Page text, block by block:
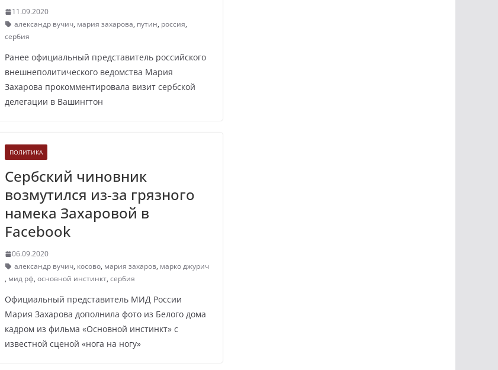
11.09.2020
александр вучич, мария захарова, путин, россия,
сербия
Ранее официальный представитель российского
внешнеполитического ведомства Мария
Захарова прокомментировала визит сербской
делегации в Вашингтон
ПОЛИТИКА
Сербский чиновник
возмутился из-за грязного
намека Захаровой в
Facebook
06.09.2020
александр вучич, косово, мария захаров, марко джурич
, мид рф, основной инстинкт, сербия
Официальный представитель МИД России
Мария Захарова дополнила фото из Белого дома
кадром из фильма «Основной инстинкт» с
известной сценой «нога на ногу»